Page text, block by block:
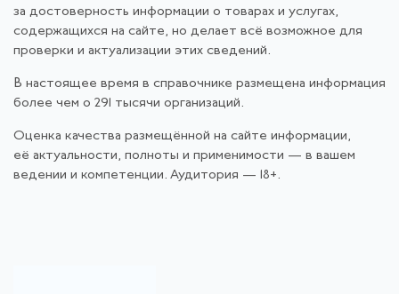
за достоверность информации о товарах и услугах,
содержащихся на сайте, но делает всё возможное для
проверки и актуализации этих сведений.
В настоящее время в справочнике размещена информация
более чем о 291 тысячи организаций.
Оценка качества размещённой на сайте информации,
её актуальности, полноты и применимости — в вашем
ведении и компетенции. Аудитория — 18+.